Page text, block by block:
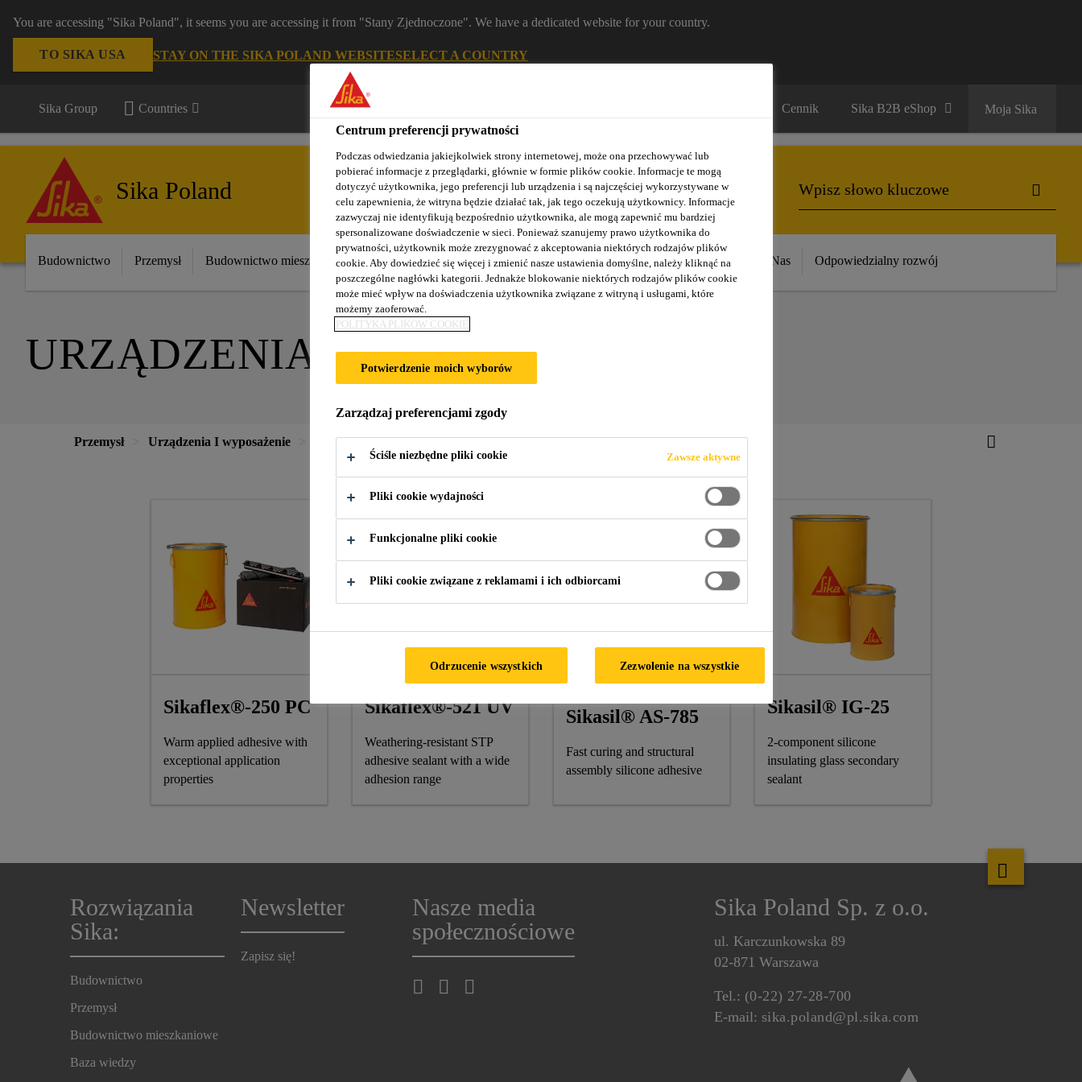
You are accessing "Sika Poland", it seems you are accessing it from "Stany Zjednoczone". We have a dedicated website for your country.
TO SIKA USA STAY ON THE SIKA POLAND WEBSITESELECT A COUNTRY
Sika Group Countries Cennik Sika B2B eShop Moja Sika
Sika Poland
Budownictwo Przemysł Budownictwo mieszkaniowe Nasze realizacje Baza wiedzy / Dokumentacja Szkolenia Sika O Nas Odpowiedzialny rozwój
URZĄDZENIA CHŁODZĄCE
Przemysł Urządzenia I wyposażenie Urządzenia domowe Urządzenia chłodzące
Sikaflex®-250 PC
Warm applied adhesive with
exceptional application
properties
Sikaflex®-521 UV
Weathering-resistant STP
adhesive sealant with a wide
adhesion range
Sikasil® AS-785
Fast curing and structural
assembly silicone adhesive
Sikasil® IG-25
2-component silicone
insulating glass secondary
sealant
Rozwiązania
Sika:
Budownictwo
Przemysł
Budownictwo mieszkaniowe
Baza wiedzy
Newsletter
Zapisz się!
Nasze media
społecznościowe
Sika Poland Sp. z o.o.
ul. Karczunkowska 89
02-871 Warszawa
Tel.: (0-22) 27-28-700
E-mail: sika.poland@pl.sika.com
Centrum preferencji prywatności
Podczas odwiedzania jakiejkolwiek strony internetowej, może ona przechowywać lub
pobierać informacje z przeglądarki, głównie w formie plików cookie. Informacje te mogą
dotyczyć użytkownika, jego preferencji lub urządzenia i są najczęściej wykorzystywane w
celu zapewnienia, że witryna będzie działać tak, jak tego oczekują użytkownicy. Informacje
zazwyczaj nie identyfikują bezpośrednio użytkownika, ale mogą zapewnić mu bardziej
spersonalizowane doświadczenie w sieci. Ponieważ szanujemy prawo użytkownika do
prywatności, użytkownik może zrezygnować z akceptowania niektórych rodzajów plików
cookie. Aby dowiedzieć się więcej i zmienić nasze ustawienia domyślne, należy kliknąć na
poszczególne nagłówki kategorii. Jednakże blokowanie niektórych rodzajów plików cookie
może mieć wpływ na doświadczenia użytkownika związane z witryną i usługami, które
możemy zaoferować.
POLITYKA PLIKÓW COOKIE
Potwierdzenie moich wyborów
Zarządzaj preferencjami zgody
Ściśle niezbędne pliki cookie Zawsze aktywne
Pliki cookie wydajności
Funkcjonalne pliki cookie
Pliki cookie związane z reklamami i ich odbiorcami
Odrzucenie wszystkich Zezwolenie na wszystkie